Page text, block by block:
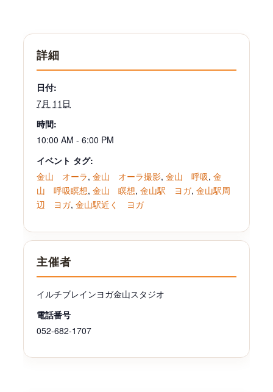
詳細
日付:
7月 11日
時間:
10:00 AM - 6:00 PM
イベント タグ:
金山 オーラ, 金山 オーラ撮影, 金山 呼吸, 金
山 呼吸瞑想, 金山 瞑想, 金山駅 ヨガ, 金山駅周
辺 ヨガ, 金山駅近く ヨガ
主催者
イルチブレインヨガ金山スタジオ
電話番号
052-682-1707